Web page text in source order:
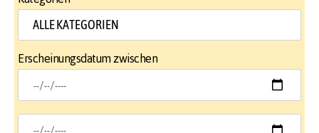
Erscheinungsdatum zwischen